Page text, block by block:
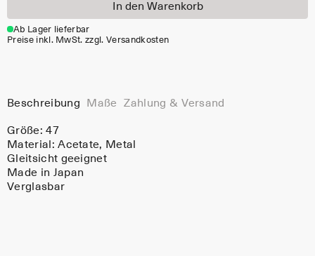
In den Warenkorb
Ab Lager lieferbar
Preise inkl. MwSt. zzgl. Versandkosten
Beschreibung Maße Zahlung & Versand
Größe: 47
Material:Acetate, Metal
Gleitsicht geeignet
Made in Japan
Verglasbar